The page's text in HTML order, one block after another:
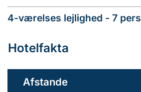
4-værelses lejlighed - 7
Hotelfakta
Afstande